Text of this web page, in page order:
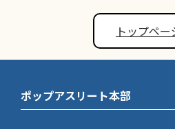
トップペー
ポップアスリート本部